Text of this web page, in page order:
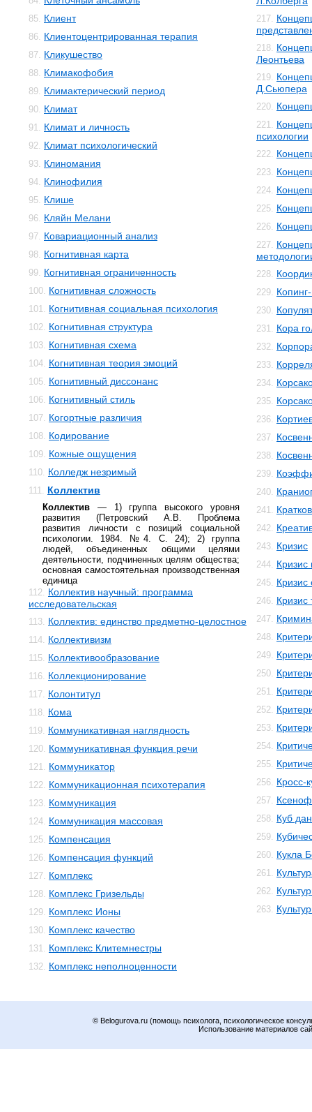
85. Клиент
86. Клиентоцентрированная терапия
87. Кликушество
88. Климакофобия
89. Климактерический период
90. Климат
91. Климат и личность
92. Климат психологический
93. Клиномания
94. Клинофилия
95. Клише
96. Кляйн Мелани
97. Ковариационный анализ
98. Когнитивная карта
99. Когнитивная ограниченность
100. Когнитивная сложность
101. Когнитивная социальная психология
102. Когнитивная структура
103. Когнитивная схема
104. Когнитивная теория эмоций
105. Когнитивный диссонанс
106. Когнитивный стиль
107. Когортные различия
108. Кодирование
109. Кожные ощущения
110. Колледж незримый
111. Коллектив
Коллектив — 1) группа высокого уровня
развития (Петровский А.В. Проблема
развития личности с позиций социальной
психологии. 1984. №4. С. 24); 2) группа
людей, объединенных общими целями
деятельности, подчиненных целям общества;
основная самостоятельная производственная
единица
112. Коллектив научный: программа
исследовательская
113. Коллектив: единство предметно-целостное
114. Коллективизм
115. Коллективообразование
116. Коллекционирование
117. Колонтитул
118. Кома
119. Коммуникативная наглядность
120. Коммуникативная функция речи
121. Коммуникатор
122. Коммуникационная психотерапия
123. Коммуникация
124. Коммуникация массовая
125. Компенсация
126. Компенсация функций
127. Комплекс
128. Комплекс Гризельды
129. Комплекс Ионы
130. Комплекс качество
131. Комплекс Клитемнестры
132. Комплекс неполноценности
217.
218.
Леонтьева
219.
Д.Сьюпера
220.
221.
психологии
222.
223.
224.
225.
226.
227.
228.
229.
230.
231. Кора
232.
233.
234.
235.
236.
237.
238.
239.
240.
241.
242.
243. Кризис
244. Кризис
245. Кризис
246. Кризис
247.
248.
249.
250.
251.
252.
253.
254.
255.
256. Кросс-
257.
258. Куб
259.
260. Кукла
261.
262.
263.
© Belogurova.ru (помощь психолога, психологическое
Использование материалов